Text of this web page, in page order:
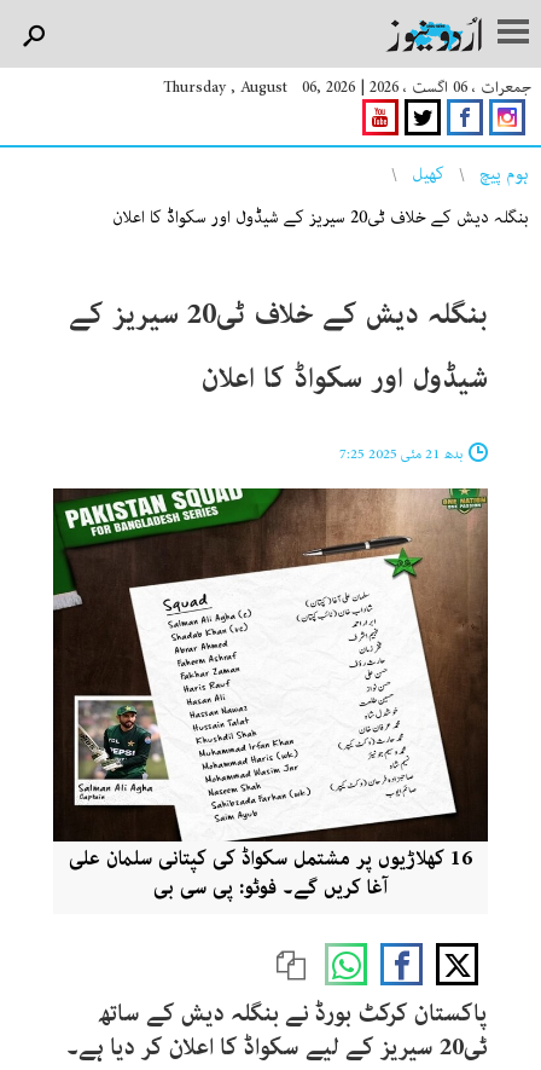
جمعرات ، 06 اگست ، 2026 |
Thursday , August 06, 2026
You are here
ہوم پیچ
کھیل
بنگلہ دیش کے خلاف ٹی20 سیریز کے شیڈول اور سکواڈ کا اعلان
بنگلہ دیش کے خلاف ٹی20 سیریز کے
شیڈول اور سکواڈ کا اعلان
بدھ 21 مئی 2025 7:25
16 کھلاڑیوں پر مشتمل سکواڈ کی کپتانی سلمان علی
آغا کریں گے۔ فوٹو: پی سی بی
پاکستان کرکٹ بورڈ نے بنگلہ دیش کے ساتھ
ٹی20 سیریز کے لیے سکواڈ کا اعلان کر دیا ہے۔